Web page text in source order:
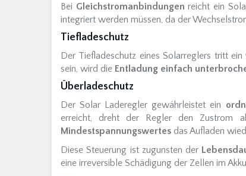
Bei Gleichstromanbindungen reicht ein
integriert werden müssen, da der
Tiefladeschutz
Der Tiefladeschutz eines Solarreglers tritt
sein, wird die Entladung einfach
Überladeschutz
Der Solar Laderegler gewährleistet ein
erreicht, dreht der Regler den Zustrom
Mindestspannungswertes das Aufladen
Diese Steuerung ist zugunsten der
eine irreversible Schädigung der Zellen im